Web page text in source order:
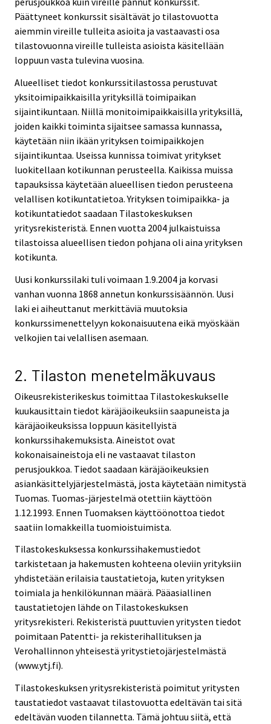
Päättyneet konkurssit sisältävät jo tilastovuotta
aiemmin vireille tulleita asioita ja vastaavasti osa
tilastovuonna vireille tulleista asioista käsitellään
loppuun vasta tulevina vuosina.
Alueelliset tiedot konkurssitilastossa perustuvat
yksitoimipaikkaisilla yrityksillä toimipaikan
sijaintikuntaan. Niillä monitoimipaikkaisilla yrityksillä,
joiden kaikki toiminta sijaitsee samassa kunnassa,
käytetään niin ikään yrityksen toimipaikkojen
sijaintikuntaa. Useissa kunnissa toimivat yritykset
luokitellaan kotikunnan perusteella. Kaikissa muissa
tapauksissa käytetään alueellisen tiedon perusteena
velallisen kotikuntatietoa. Yrityksen toimipaikka- ja
kotikuntatiedot saadaan Tilastokeskuksen
yritysrekisteristä. Ennen vuotta 2004 julkaistuissa
tilastoissa alueellisen tiedon pohjana oli aina yrityksen
kotikunta.
Uusi konkurssilaki tuli voimaan 1.9.2004 ja korvasi
vanhan vuonna 1868 annetun konkurssisäännön. Uusi
laki ei aiheuttanut merkittäviä muutoksia
konkurssimenettelyyn kokonaisuutena eikä myöskään
velkojien tai velallisen asemaan.
2. Tilaston menetelmäkuvaus
Oikeusrekisterikeskus toimittaa Tilastokeskukselle
kuukausittain tiedot käräjäoikeuksiin saapuneista ja
käräjäoikeuksissa loppuun käsitellyistä
konkurssihakemuksista. Aineistot ovat
kokonaisaineistoja eli ne vastaavat tilaston
perusjoukkoa. Tiedot saadaan käräjäoikeuksien
asiankäsittelyjärjestelmästä, josta käytetään nimitystä
Tuomas. Tuomas-järjestelmä otettiin käyttöön
1.12.1993. Ennen Tuomaksen käyttöönottoa tiedot
saatiin lomakkeilla tuomioistuimista.
Tilastokeskuksessa konkurssihakemustiedot
tarkistetaan ja hakemusten kohteena oleviin yrityksiin
yhdistetään erilaisia taustatietoja, kuten yrityksen
toimiala ja henkilökunnan määrä. Pääasiallinen
taustatietojen lähde on Tilastokeskuksen
yritysrekisteri. Rekisteristä puuttuvien yritysten tiedot
poimitaan Patentti- ja rekisterihallituksen ja
Verohallinnon yhteisestä yritystietojärjestelmästä
(www.ytj.fi).
Tilastokeskuksen yritysrekisteristä poimitut yritysten
taustatiedot vastaavat tilastovuotta edeltävän tai sitä
edeltävän vuoden tilannetta. Tämä johtuu siitä, että